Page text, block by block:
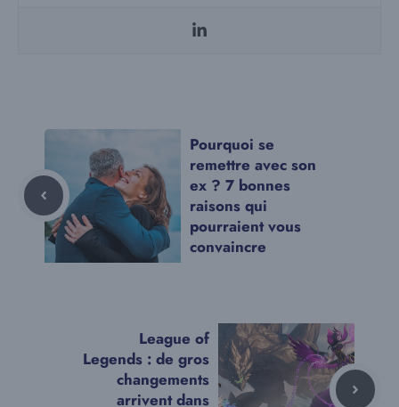
Pourquoi se
remettre avec son
ex ? 7 bonnes
raisons qui
pourraient vous
convaincre
League of
Legends : de gros
changements
arrivent dans